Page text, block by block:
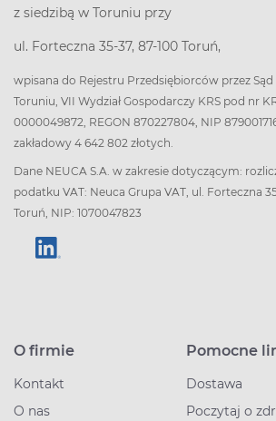
z siedzibą w Toruniu przy
ul. Forteczna 35-37, 87-100 Toruń,
wpisana do Rejestru Przedsiębiorców przez
Toruniu, VII Wydział Gospodarczy KRS pod nr
0000049872, REGON 870227804, NIP
zakładowy 4 642 802 złotych.
Dane NEUCA S.A. w zakresie dotyczącym:
podatku VAT: Neuca Grupa VAT, ul. Forteczna
Toruń, NIP: 1070047823
O firmie
Kontakt
O nas
Pomocne
Dostawa
Poczytaj o